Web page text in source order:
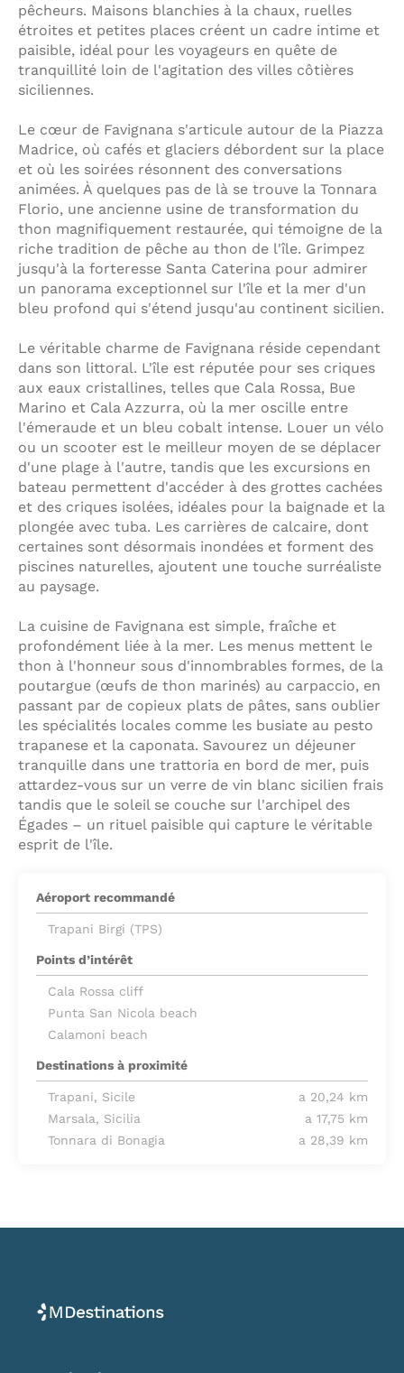
pêcheurs. Maisons blanchies à la chaux, ruelles
étroites et petites places créent un cadre intime et
paisible, idéal pour les voyageurs en quête de
tranquillité loin de l'agitation des villes côtières
siciliennes.
Le cœur de Favignana s'articule autour de la Piazza
Madrice, où cafés et glaciers débordent sur la place
et où les soirées résonnent des conversations
animées. À quelques pas de là se trouve la Tonnara
Florio, une ancienne usine de transformation du
thon magnifiquement restaurée, qui témoigne de la
riche tradition de pêche au thon de l'île. Grimpez
jusqu'à la forteresse Santa Caterina pour admirer
un panorama exceptionnel sur l'île et la mer d'un
bleu profond qui s'étend jusqu'au continent sicilien.
Le véritable charme de Favignana réside cependant
dans son littoral. L'île est réputée pour ses criques
aux eaux cristallines, telles que Cala Rossa, Bue
Marino et Cala Azzurra, où la mer oscille entre
l'émeraude et un bleu cobalt intense. Louer un vélo
ou un scooter est le meilleur moyen de se déplacer
d'une plage à l'autre, tandis que les excursions en
bateau permettent d'accéder à des grottes cachées
et des criques isolées, idéales pour la baignade et la
plongée avec tuba. Les carrières de calcaire, dont
certaines sont désormais inondées et forment des
piscines naturelles, ajoutent une touche surréaliste
au paysage.
La cuisine de Favignana est simple, fraîche et
profondément liée à la mer. Les menus mettent le
thon à l'honneur sous d'innombrables formes, de la
poutargue (œufs de thon marinés) au carpaccio, en
passant par de copieux plats de pâtes, sans oublier
les spécialités locales comme les busiate au pesto
trapanese et la caponata. Savourez un déjeuner
tranquille dans une trattoria en bord de mer, puis
attardez-vous sur un verre de vin blanc sicilien frais
tandis que le soleil se couche sur l'archipel des
Égades – un rituel paisible qui capture le véritable
esprit de l'île.
Aéroport recommandé
Trapani Birgi (TPS)
Points d’intérêt
Cala Rossa cliff
Punta San Nicola beach
Calamoni beach
Destinations à proximité
Trapani, Sicile
a 20,24 km
Marsala, Sicilia
a 17,75 km
Tonnara di Bonagia
a 28,39 km